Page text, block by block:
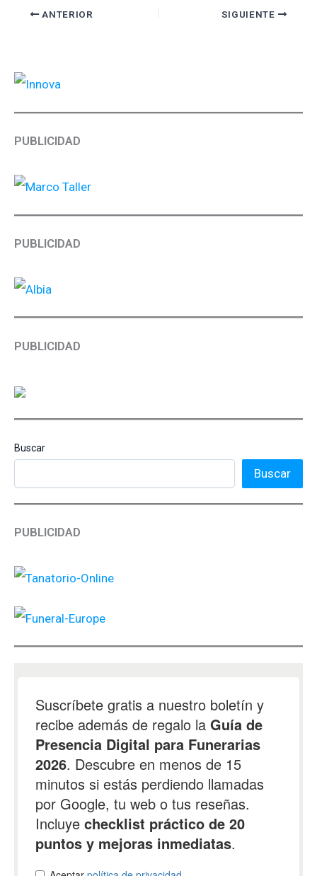
ANTERIOR SIGUIENTE
PUBLICIDAD
PUBLICIDAD
PUBLICIDAD
Buscar
Buscar
PUBLICIDAD